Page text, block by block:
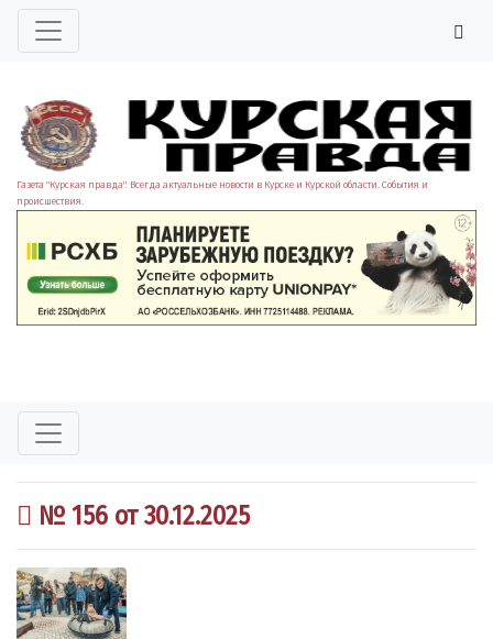
Газета "Курская правда". Всегда актуальные новости в Курске и Курской области. События и
происшествия.
№ 156 от 30.12.2025